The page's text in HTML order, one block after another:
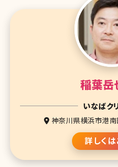
稲葉岳
いなばク
神奈川県横浜市港
詳しくは